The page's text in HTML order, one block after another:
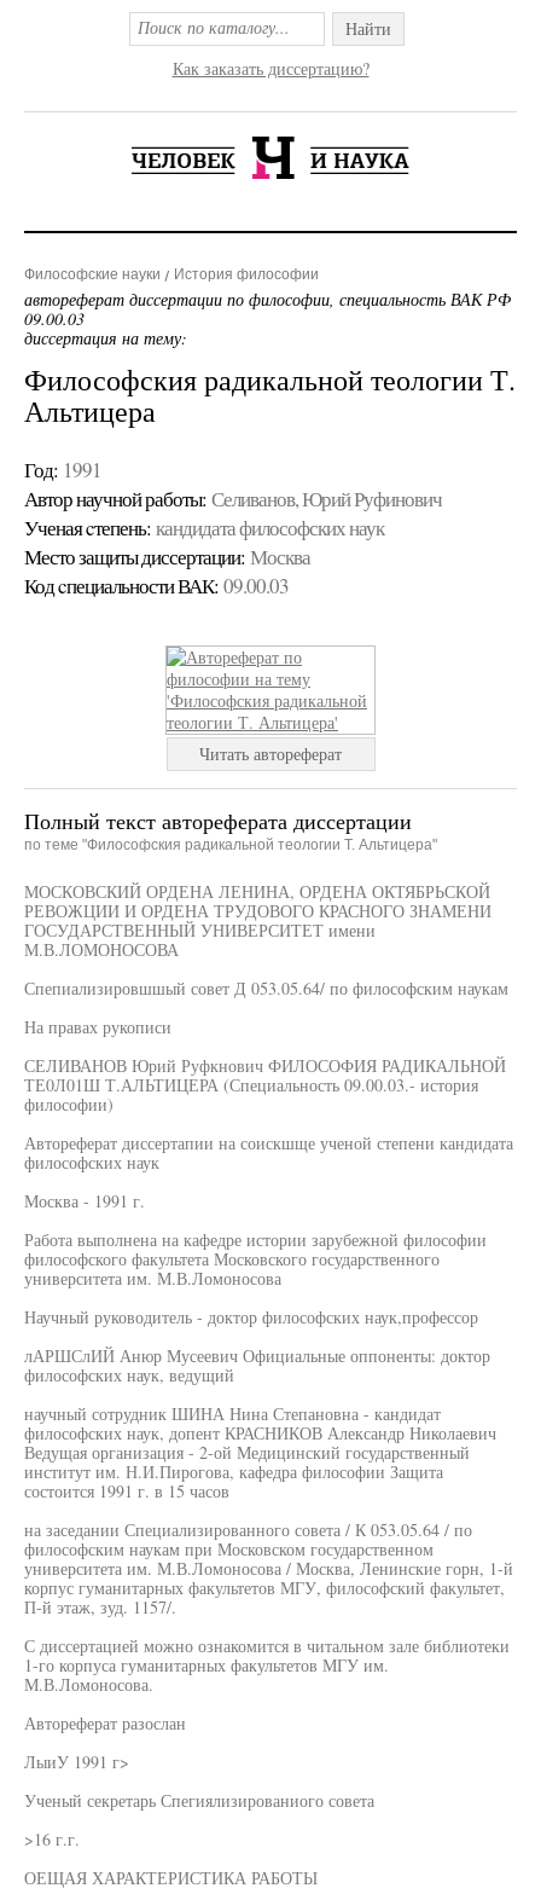
Найти
Как заказать диссертацию?
Философские науки История философии
автореферат диссертации по философии, специальность ВАК РФ
09.00.03
диссертация на тему:
Философския радикальной теологии Т.
Альтицера
Год: 1991
Автор научной работы: Селиванов, Юрий Руфинович
Ученая cтепень: кандидата философских наук
Место защиты диссертации: Москва
Код cпециальности ВАК: 09.00.03
Читать автореферат
Полный текст автореферата диссертации
по теме "Философския радикальной теологии Т. Альтицера"
МОСКОВСКИЙ ОРДЕНА ЛЕНИНА, ОРДЕНА ОКТЯБРЬСКОЙ
РЕВОЖЦИИ И ОРДЕНА ТРУДОВОГО КРАСНОГО ЗНАМЕНИ
ГОСУДАРСТВЕННЫЙ УНИВЕРСИТЕТ имени
М.В.ЛОМОНОСОВА
Спепиализировшшый совет Д 053.05.64/ по философским наукам
На правах рукописи
СЕЛИВАНОВ Юрий Руфкнович ФИЛОСОФИЯ РАДИКАЛЬНОЙ
ТЕ0Л01Ш Т.АЛЬТИЦЕРА (Специальность 09.00.03.- история
философии)
Автореферат диссертапии на соискшще ученой степени кандидата
философских наук
Москва - 1991 г.
Работа выполнена на кафедре истории зарубежной философии
философского факультета Московского государственного
университета им. М.В.Ломоносова
Научный руководитель - доктор философских наук,профессор
лАРШСлИЙ Анюр Мусеевич Официальные оппоненты: доктор
философских наук, ведущий
научный сотрудник ШИНА Нина Степановна - кандидат
философских наук, допент КРАСНИКОВ Александр Николаевич
Ведущая организация - 2-ой Медицинский государственный
институт им. Н.И.Пирогова, кафедра философии Защита
состоится 1991 г. в 15 часов
на заседании Специализированного совета / К 053.05.64 / по
философским наукам при Московском государственном
университета им. М.В.Ломоносова / Москва, Ленинские горн, 1-й
корпус гуманитарных факультетов МГУ, философский факультет,
П-й этаж, зуд. 1157/.
С диссертацией можно ознакомится в читальном зале библиотеки
1-го корпуса гуманитарных факультетов МГУ им.
М.В.Ломоносова.
Автореферат разослан
ЛыиУ 1991 г>
Ученый секретарь Спегиялизированиого совета
>16 г.г.
ОЕЩАЯ ХАРАКТЕРИСТИКА РАБОТЫ